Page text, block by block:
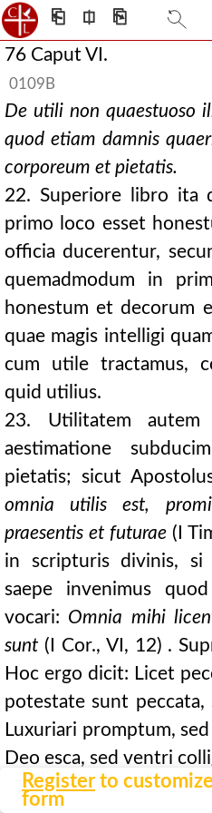
⎗ ⎅ ⎘
76 Caput VI.
0109B
De utili non quaestuoso
quod etiam damnis
corporeum et pietatis.
22. Superiore libro ita
primo loco esset
officia ducerentur,
quemadmodum in
honestum et decorum
quae magis intelligi
cum utile tractamus,
quid utilius.
23. Utilitatem
aestimatione
pietatis; sicut
omnia utilis est,
praesentis et futurae (I
in scripturis divinis, si
saepe invenimus
vocari: Omnia mihi
sunt (I Cor., VI, 12) .
Hoc ergo dicit: Licet
potestate sunt
Luxuriari promptum,
Deo esca, sed ventri
24. Ergo quia quod
Register to
form